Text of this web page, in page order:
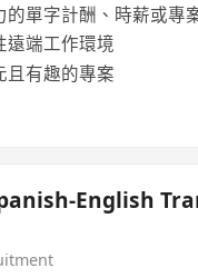
的單字計酬、時薪或專
遠端工作環境
且有趣的專案
English